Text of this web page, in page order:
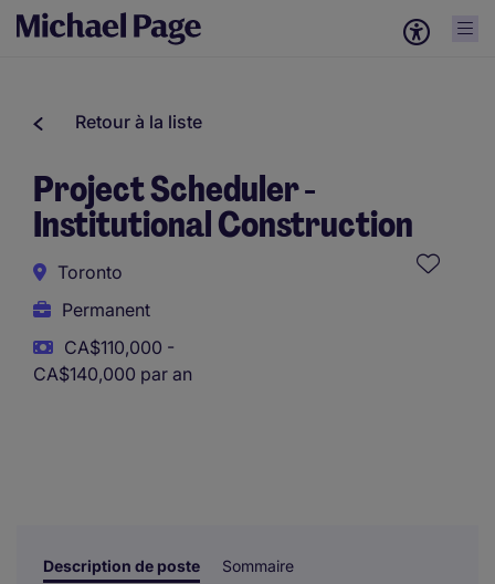
Retour à la liste
Project Scheduler -
Institutional Construction
Toronto
Permanent
CA$110,000 -
CA$140,000 par an
Description de poste Sommaire